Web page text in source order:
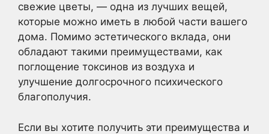
свежие цветы, — одна из лучших вещей,
которые можно иметь в любой части вашего
дома. Помимо эстетического вклада, они
обладают такими преимуществами, как
поглощение токсинов из воздуха и
улучшение долгосрочного психического
благополучия.
Если вы хотите получить эти преимущества и